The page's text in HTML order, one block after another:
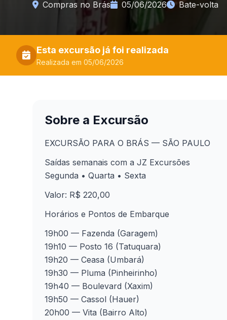
Compras no Brás 05/06/2026 Bate-volta
Esta excursão já foi realizada
Realizada em 05/06/2026
Sobre a Excursão
EXCURSÃO PARA O BRÁS — SÃO PAULO
Saídas semanais com a JZ Excursões
Segunda • Quarta • Sexta
Valor: R$ 220,00
Horários e Pontos de Embarque
19h00 — Fazenda (Garagem)
19h10 — Posto 16 (Tatuquara)
19h20 — Ceasa (Umbará)
19h30 — Pluma (Pinheirinho)
19h40 — Boulevard (Xaxim)
19h50 — Cassol (Hauer)
20h00 — Vita (Bairro Alto)